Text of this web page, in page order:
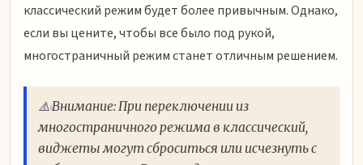
классический режим будет более привычным. Однако,
если вы цените, чтобы все было под рукой,
многостраничный режим станет отличным решением.
⚠️ Внимание: При переключении из
многостраничного режима в классический,
виджеты могут сброситься или исчезнуть с